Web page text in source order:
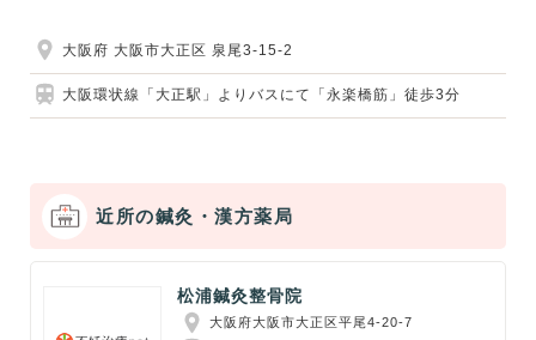
大阪府 大阪市大正区 泉尾3-15-2
大阪環状線「大正駅」よりバスにて「永楽橋筋」徒歩3分
近所の鍼灸・漢方薬局
松浦鍼灸整骨院
大阪府大阪市大正区平尾4-20-7